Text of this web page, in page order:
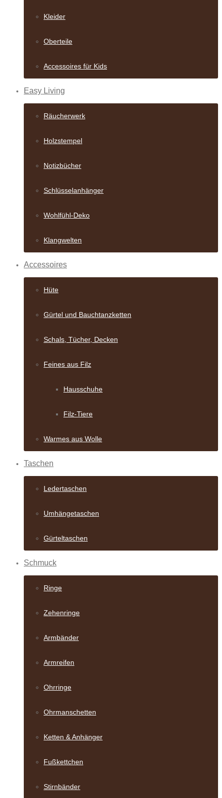
Kleider
Oberteile
Accessoires für Kids
Easy Living
Räucherwerk
Holzstempel
Notizbücher
Schlüsselanhänger
Wohlfühl-Deko
Klangwelten
Accessoires
Hüte
Gürtel und Bauch­tanzketten
Schals, Tücher, Decken
Feines aus Filz
Hausschuhe
Filz-Tiere
Warmes aus Wolle
Taschen
Ledertaschen
Umhängetaschen
Gürteltaschen
Schmuck
Ringe
Zehenringe
Armbänder
Armreifen
Ohrringe
Ohrmanschetten
Ketten & Anhänger
Fußkettchen
Stirnbänder